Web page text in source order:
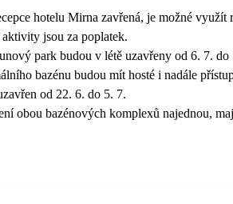
hotelu Mirna zavřená, je možné využít
jsou za poplatek.
park budou v létě uzavřeny od 6. 7. do
bazénu budou mít hosté i nadále
od 22. 6. do 5. 7.
obou bazénových komplexů najednou,